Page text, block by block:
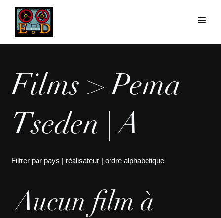
Films > Pema
Tseden | A
Filtrer par pays | réalisateur| ordre alphabétique
Aucun film à